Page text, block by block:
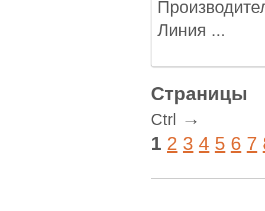
Линия ...
Страницы
Ctrl
→
1 2 3 4 5 6 7